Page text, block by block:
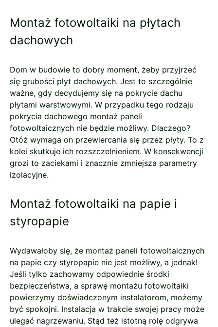
Montaż fotowoltaiki na płytach
dachowych
Dom w budowie to dobry moment, żeby przyjrzeć
się grubości płyt dachowych. Jest to szczególnie
ważne, gdy decydujemy się na pokrycie dachu
płytami warstwowymi. W przypadku tego rodzaju
pokrycia dachowego montaż paneli
fotowoltaicznych nie będzie możliwy. Dlaczego?
Otóż wymaga on przewiercania się przez płyty. To z
kolei skutkuje ich rozszczelnieniem. W konsekwencji
grozi to zaciekami i znacznie zmniejsza parametry
izolacyjne.
Montaż fotowoltaiki na papie i
styropapie
Wydawałoby się, że montaż paneli fotowoltaicznych
na papie czy styropapie nie jest możliwy, a jednak!
Jeśli tylko zachowamy odpowiednie środki
bezpieczeństwa, a sprawę montażu fotowoltaiki
powierzymy doświadczonym instalatorom, możemy
być spokojni. Instalacja w trakcie swojej pracy może
ulegać nagrzewaniu. Stąd też istotną rolę odgrywa